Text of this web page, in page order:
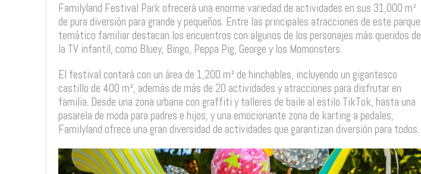
Familyland Festival Park ofrecerá una enorme variedad de actividades en sus 31,000 m²
de pura diversión para grande y pequeños. Entre las principales atracciones de este parque
temático familiar destacan los encuentros con algunos de los personajes más queridos de
la TV infantil, como Bluey, Bingo, Peppa Pig, George y los Momonsters.
El festival contará con un área de 1,200 m² de hinchables, incluyendo un gigantesco
castillo de 400 m², además de más de 20 actividades y atracciones para disfrutar en
familia. Desde una zona urbana con graffiti y talleres de baile al estilo TikTok, hasta una
pasarela de moda para padres e hijos, y una emocionante zona de karting a pedales,
Familyland ofrece una gran diversidad de actividades que garantizan diversión para todos.